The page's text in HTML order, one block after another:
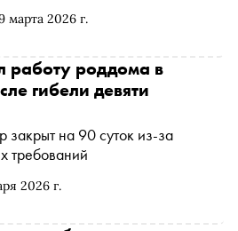
марта 2026 г.
2026 г.
работу роддома в
гибели девяти
закрыт на 90 суток из-за
требований